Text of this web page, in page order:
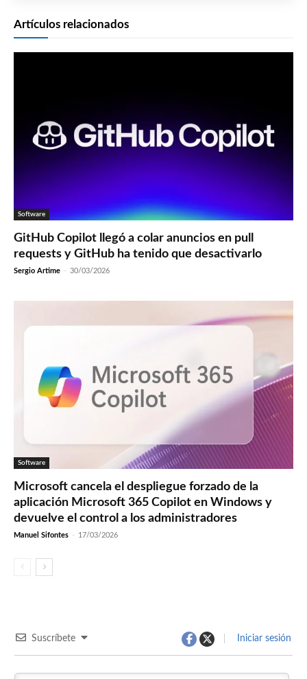
Artículos relacionados
Software
GitHub Copilot llegó a colar anuncios en pull
requests y GitHub ha tenido que desactivarlo
Sergio Artime - 30/03/2026
Software
Microsoft cancela el despliegue forzado de la
aplicación Microsoft 365 Copilot en Windows y
devuelve el control a los administradores
Manuel Sifontes - 17/03/2026
Suscríbete Iniciar sesión